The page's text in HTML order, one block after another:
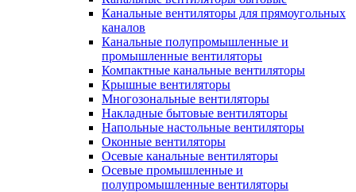
Канальные вентиляторы для прямоугольных
каналов
Канальные полупромышленные и
промышленные вентиляторы
Компактные канальные вентиляторы
Крышные вентиляторы
Многозональные вентиляторы
Накладные бытовые вентиляторы
Напольные настольные вентиляторы
Оконные вентиляторы
Осевые канальные вентиляторы
Осевые промышленные и
полупромышленные вентиляторы